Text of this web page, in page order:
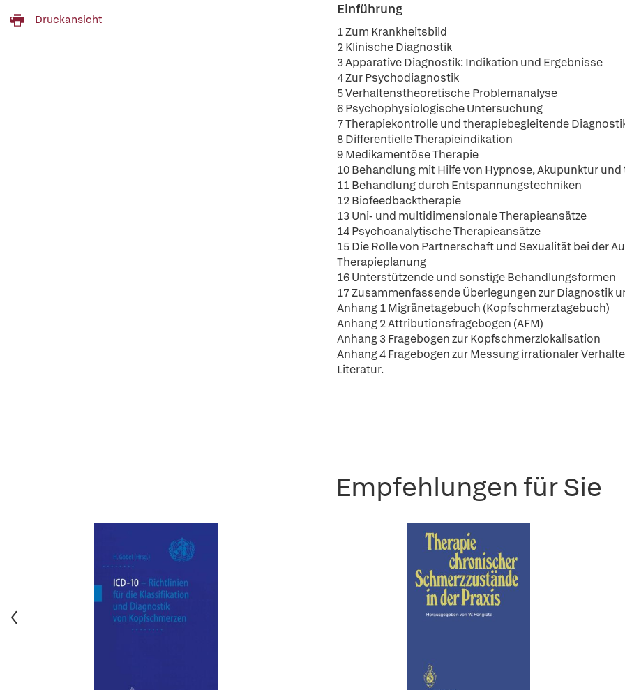
Einführung
1 Zum Krankheitsbild
2 Klinische Diagnostik
3 Apparative Diagnostik: Indikation und Ergebnisse
4 Zur Psychodiagnostik
5 Verhaltenstheoretische Problemanalyse
6 Psychophysiologische Untersuchung
7 Therapiekontrolle und therapiebegleitende
8 Differentielle Therapieindikation
9 Medikamentöse Therapie
10 Behandlung mit Hilfe von Hypnose, Akupunktur
11 Behandlung durch Entspannungstechniken
12 Biofeedbacktherapie
13 Uni- und multidimensionale Therapieansätze
14 Psychoanalytische Therapieansätze
15 Die Rolle von Partnerschaft und Sexualität bei der
Therapieplanung
16 Unterstützende und sonstige Behandlungsformen
17 Zusammenfassende Überlegungen zur Diagnostik
Anhang 1 Migränetagebuch (Kopfschmerztagebuch)
Anhang 2 Attributionsfragebogen (AFM)
Anhang 3 Fragebogen zur Kopfschmerzlokalisation
Anhang 4 Fragebogen zur Messung irrationaler
Literatur.
Druckansicht
Empfehlungen für Sie